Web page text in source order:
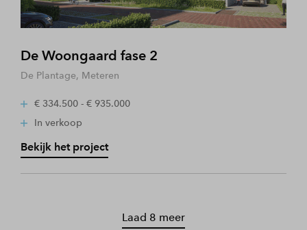
De Woongaard fase 2
De Plantage, Meteren
€ 334.500 - € 935.000
In verkoop
Bekijk het project
Laad 8 meer